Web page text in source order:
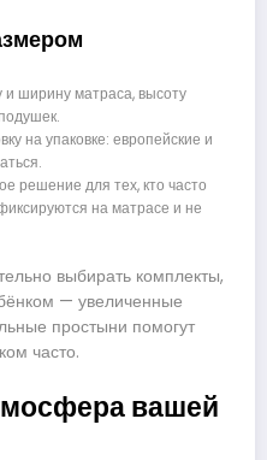
и ширину матраса, высоту
на упаковке: европейские и
решение для тех, кто часто
на матрасе и не
выбирать комплекты,
— увеличенные
простыни помогут
часто.
вашей